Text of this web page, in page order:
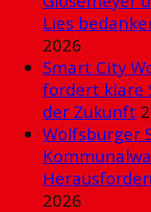
Lies
2026
Smart City
fordert klare
der Zukunft
Wolfsburger
2026